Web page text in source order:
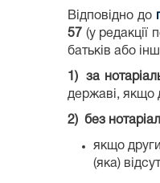
Відповідно до
57 (у редакції
батьків або
1) за
державі, якщо
2) без
якщо
(яка)